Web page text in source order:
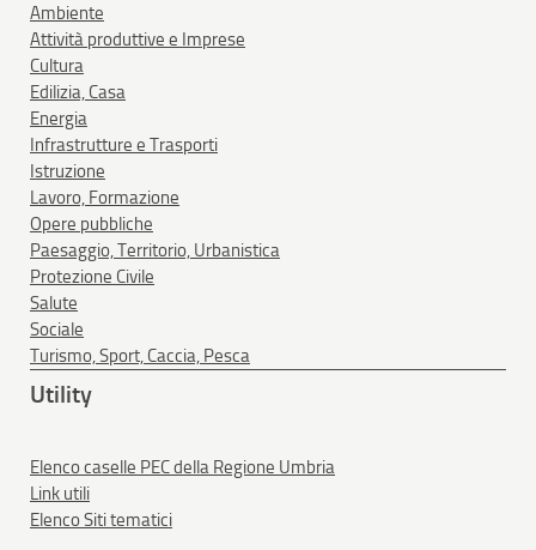
Ambiente
Attività produttive e Imprese
Cultura
Edilizia, Casa
Energia
Infrastrutture e Trasporti
Istruzione
Lavoro, Formazione
Opere pubbliche
Paesaggio, Territorio, Urbanistica
Protezione Civile
Salute
Sociale
Turismo, Sport, Caccia, Pesca
Utility
Elenco caselle PEC della Regione Umbria
Link utili
Elenco Siti tematici